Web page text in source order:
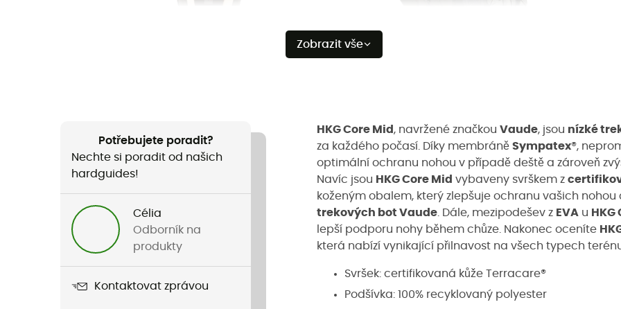
Zobrazit vše
Potřebujete poradit?
Nechte si poradit od našich
hardguides!
Célia
Odborník na
produkty
Kontaktovat zprávou
HKG Core Mid , navržené značkou Vaude, jsou nízké
za každého počasí. Díky membráně Sympatex®,
optimální ochranu nohou v případě deště a zároveň
Navíc jsou HKG Core Mid vybaveny svrškem z
koženým obalem, který zlepšuje ochranu vašich
trekových bot Vaude . Dále, mezipodešev z EVA u HKG
lepší podporu nohy během chůze. Nakonec oceníte
která nabízí vynikající přilnavost na všech typech
Svršek: certifikovaná kůže Terracare®
Podšívka: 100% recyklovaný polyester